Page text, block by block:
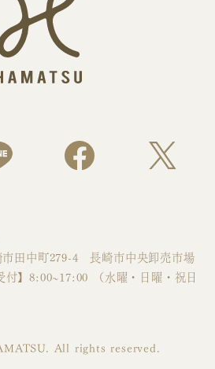
田中町279-4 長崎市中央卸売市場
】8:00~17:00 （水曜・日曜・祝日
All rights reserved.